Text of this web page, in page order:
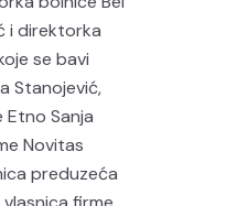
i direktorka
se bavi
Stanojević,
Sanja
Novitas
preduzeća